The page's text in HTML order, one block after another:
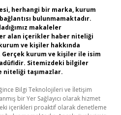
herhangi bir marka, kurum
bulunmamaktadır.
makaleler
alan içerikler haber niteliği
ve kişiler hakkında
Gerçek kurum ve kişiler ile isim
Sitemizdeki bilgiler
niteliği taşımazlar.
Bilgi Teknolojileri ve İletişim
bir Yer Sağlayıcı olarak hizmet
içerikleri proaktif olarak denetleme